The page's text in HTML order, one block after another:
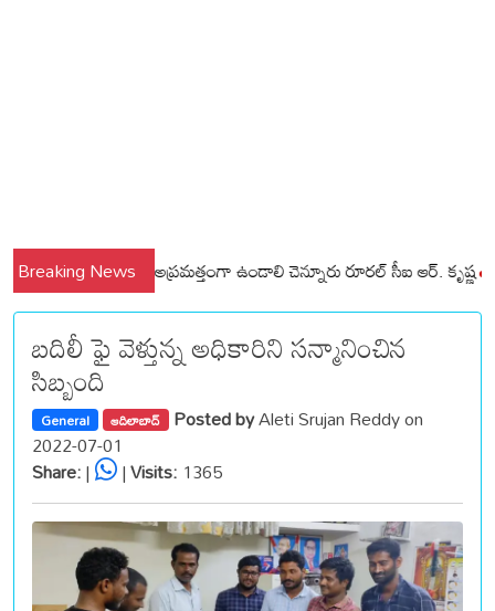
Breaking News
ప్రజలు అప్రమత్తంగా ఉండాలి చెన్నూరు రూరల్ సీఐ ఆర్. కృష్ణ
బదిలీ ఫై వెళ్తున్న అధికారిని సన్మానించిన
సిబ్బంది
General ఆదిలాబాద్ Posted byAleti Srujan Reddy on
2022-07-01
Share:| |Visits: 1365